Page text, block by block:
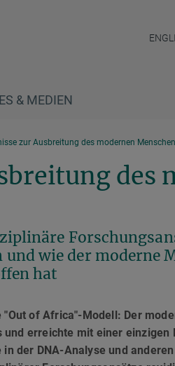
& MEDIEN
zur Ausbreitung des modernen
des
wie der moderne
hat
of Africa"​​-Modell: Der
erreichte mit einer einzigen
der DNA-Analyse und